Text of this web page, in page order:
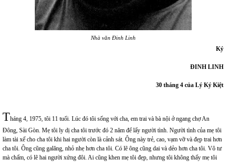
Nhà văn Đinh Linh
Ký
ĐINH LINH
30 tháng 4 của Lý Ký Kiệt
Tháng 4, 1975, tôi 11 tuổi. Lúc đó tôi sống với cha, em trai và bà nội ở ngang chợ An
Đông, Sài Gòn. Mẹ tôi ly dị cha tôi trước đó 2 năm để lấy người tình. Người tình của mẹ tôi
làm tài xế cho cha tôi khi hai người còn là cảnh sát. Ông này trẻ, cao, vạm vỡ và đẹp trai hơn
cha tôi. Ông cũng galăng, nhỏ nhẹ hơn cha tôi. Có lẽ ông cũng dai và dẻo hơn cha tôi. Vô tư
mà chấm, có lẽ hai người xứng đôi. Ai cũng khen mẹ tôi đẹp, nhưng tôi không thấy mẹ tôi